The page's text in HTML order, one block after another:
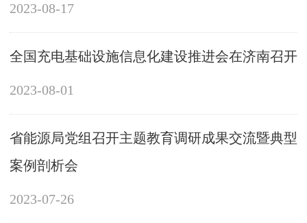
2023-08-17
全国充电基础设施信息化建设推进会在济南召开
2023-08-01
省能源局党组召开主题教育调研成果交流暨典型
案例剖析会
2023-07-26